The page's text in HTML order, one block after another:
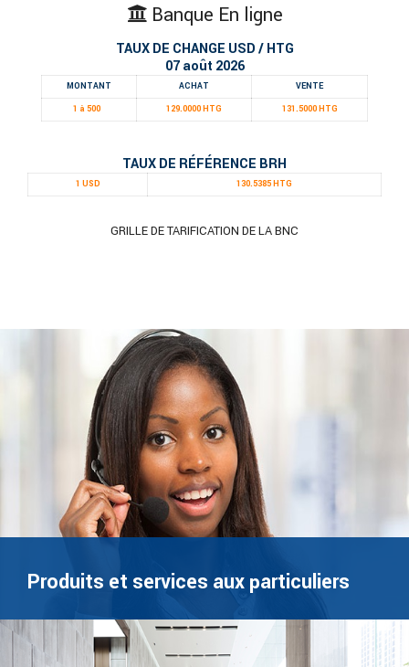
Banque En ligne
TAUX DE CHANGE USD / HTG
07 août 2026
MONTANT ACHAT
VENTE
1 à 500
129.0000 HTG 131.5000 HTG
TAUX DE RÉFÉRENCE BRH
1 USD 130.5385 HTG
GRILLE DE TARIFICATION DE LA BNC
Produits et services aux particuliers